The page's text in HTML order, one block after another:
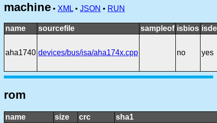
machine • XML • JSON • RUN
name sourcefile sampleof isbios
aha1740 devices/bus/isa/aha174x.cpp no yes
rom
name size crc
sha1